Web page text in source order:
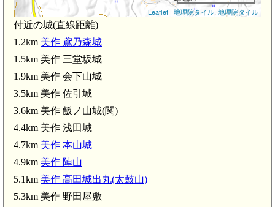
(3.5km)
Leaflet | 地理院タイル, 地理院タイル
付近の城(直線距離)
1.2km 美作 鳶乃森城
1.5km 美作 三堂坂城
1.9km 美作 会下山城
3.5km 美作 佐引城
3.6km 美作 飯ノ山城(関)
4.4km 美作 浅田城
4.7km 美作 本山城
4.9km 美作 陣山
5.1km 美作 高田城出丸(太鼓山)
5.3km 美作 野田屋敷